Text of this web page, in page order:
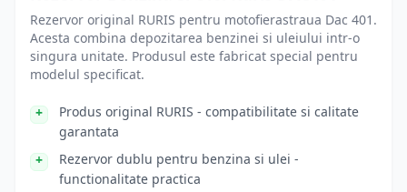
Rezervor original RURIS pentru motofierastraua Dac 401.
Acesta combina depozitarea benzinei si uleiului intr-o
singura unitate. Produsul este fabricat special pentru
modelul specificat.
Produs original RURIS - compatibilitate si calitate
garantata
Rezervor dublu pentru benzina si ulei -
functionalitate practica